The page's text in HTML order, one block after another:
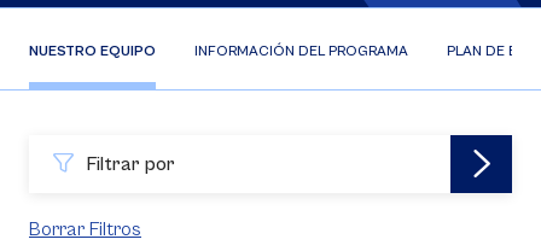
NUESTRO EQUIPO INFORMACIÓN DEL PROGRAMA PLAN DE
Filtrar por
Borrar Filtros